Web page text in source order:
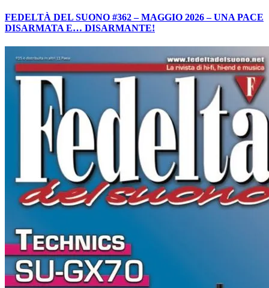
FEDELTÀ DEL SUONO #362 – MAGGIO 2026 – UNA PACE
DISARMATA E… DISARMANTE!